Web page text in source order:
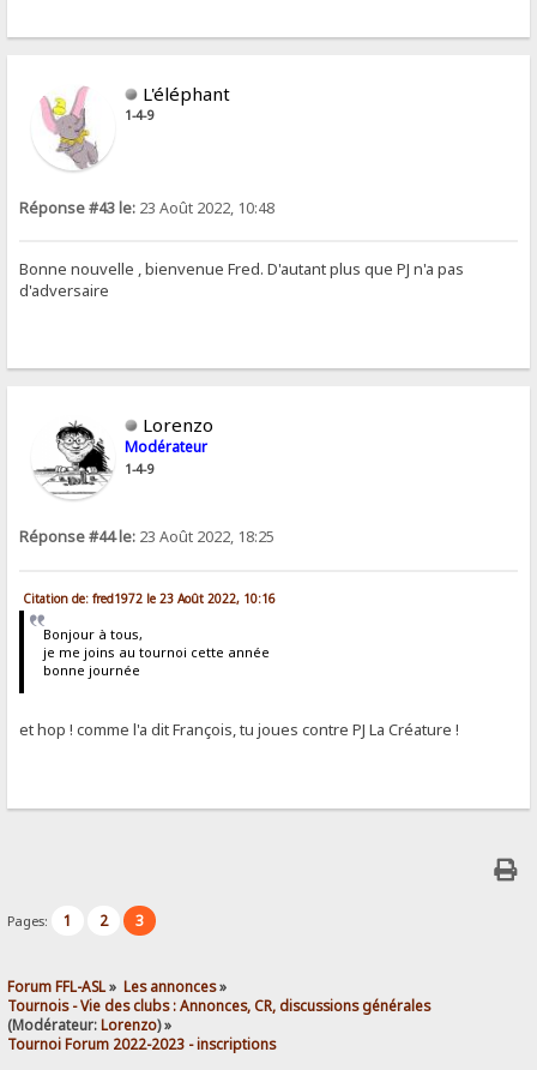
L'éléphant
1-4-9
Réponse #43 le: 23 Août 2022, 10:48
Bonne nouvelle , bienvenue Fred. D'autant plus que PJ n'a pas
d'adversaire
Lorenzo
Modérateur
1-4-9
Réponse #44 le: 23 Août 2022, 18:25
Citation de: fred1972 le 23 Août 2022, 10:16
Bonjour à tous,
je me joins au tournoi cette année
bonne journée
et hop ! comme l'a dit François, tu joues contre PJ La Créature !
Pages: 1 2 3
Forum FFL-ASL» Les annonces»
Tournois - Vie des clubs : Annonces, CR, discussions générales
(Modérateur:Lorenzo) »
Tournoi Forum 2022-2023 - inscriptions